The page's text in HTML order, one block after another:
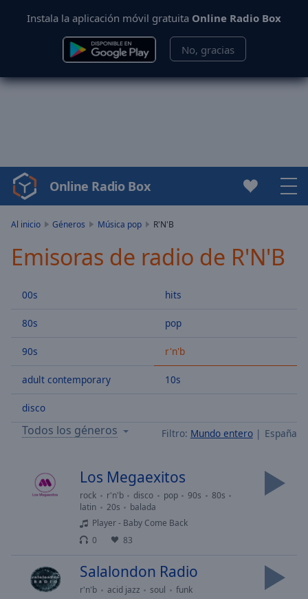
Instala la aplicación móvil gratuita Online Radio Box
No, gracias
Video
Player
Play
Video
Skip
Skip
Mute
Time0:00
Duration
Loaded :
0.00%
Seek to
Online Radio Box
Al inicio Géneros Música pop R'N'B
Emisoras de radio de R'N'B
00s
80s
90s
adult contemporary
disco
hits
pop
r'n'b
10s
Filtro: Mundo entero España
Todos los géneros
Los Megaexitos
rock r'n'b disco pop 90s
80s
latin
20s
balada
Player - Baby Come Back
0
83
Salalondon Radio
r'n'b acid jazz soul
funk